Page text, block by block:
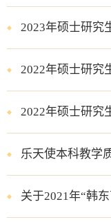
2023年硕士研究生招生“
2022年硕士研究生
2022年硕士研究
乐天使本科教学
关于2021年“韩